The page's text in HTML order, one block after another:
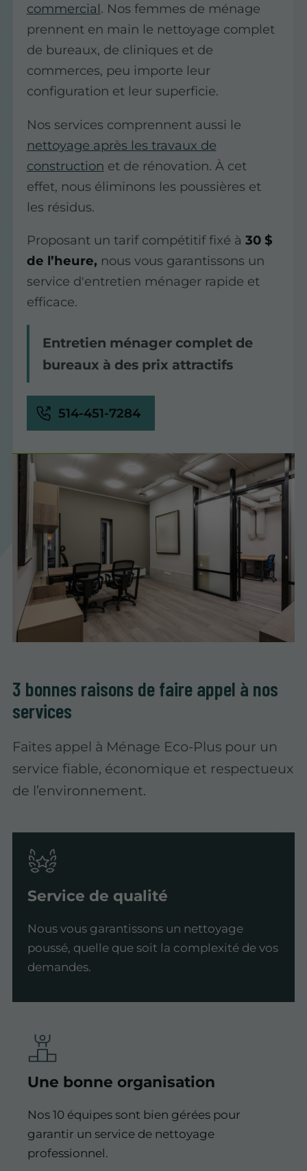
commercial. Nos femmes de ménage
prennent en main le nettoyage complet
de bureaux, de cliniques et de
commerces, peu importe leur
configuration et leur superficie.
Nos services comprennent aussi le
nettoyage après les travaux de
construction et de rénovation. À cet
effet, nous éliminons les poussières et
les résidus.
Proposant un tarif compétitif fixé à 30 $
de l’heure, nous vous garantissons un
service d'entretien ménager rapide et
efficace.
Entretien ménager complet de
bureaux à des prix attractifs
514-451-7284
3 bonnes raisons de faire appel à nos
services
Faites appel à Ménage Eco-Plus pour un
service fiable, économique et respectueux
de l’environnement.
Service de qualité
Nous vous garantissons un nettoyage
poussé, quelle que soit la complexité de vos
demandes.
Une bonne organisation
Nos 10 équipes sont bien gérées pour
garantir un service de nettoyage
professionnel.